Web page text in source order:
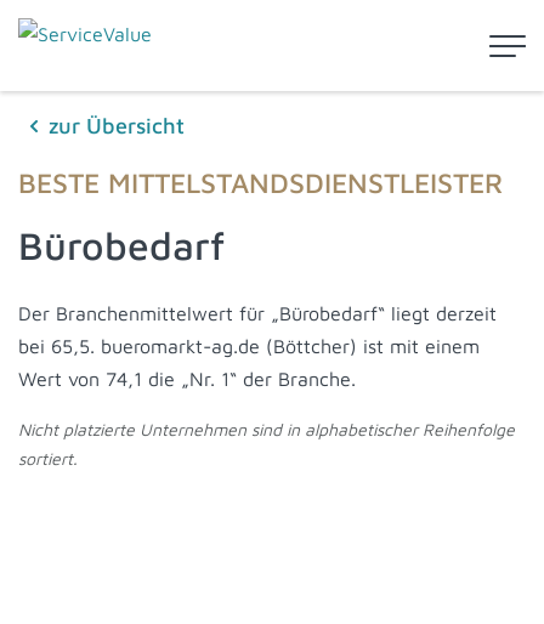
zur Übersicht
BESTE MITTELSTANDSDIENSTLEISTER
Bürobedarf
Der Branchenmittelwert für „Bürobedarf“ liegt derzeit
bei 65,5. bueromarkt-ag.de (Böttcher) ist mit einem
Wert von 74,1 die „Nr. 1“ der Branche.
Nicht platzierte Unternehmen sind in alphabetischer Reihenfolge
sortiert.